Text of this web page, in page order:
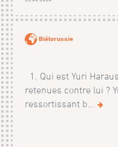
Biélorussie
1. Qui est Yuri
retenues contre lui ?
ressortissant b...